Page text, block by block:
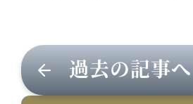
過去の記事へ